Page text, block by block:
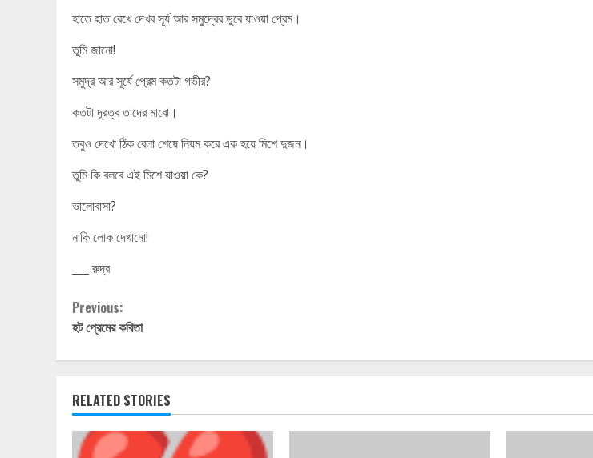
হাতে হাত রেখে দেখব সূর্য আর সমুদ্রের ডুবে যাওয়া প্রেম।
তুমি জানো!
সমুদ্র আর সূর্যে প্রেম কতটা গভীর?
কতটা দূরত্ব তাদের মাঝে।
তবুও দেখো ঠিক বেলা শেষে নিয়ম করে এক হয়ে মিশে দুজন।
তুমি কি বলবে এই মিশে যাওয়া কে?
ভালোবাসা?
নাকি লোক দেখানো!
___ রুদ্র
Continue
Reading
Previous:
হট প্রেমের কবিতা
RELATED STORIES